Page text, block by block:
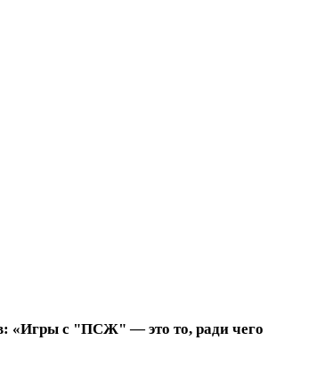
«Игры с "ПСЖ" — это то, ради чего